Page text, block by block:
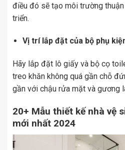
điều đó sẽ tạo môi trường
triển.
Vị trí lắp đặt của bộ phụ
Hãy lắp đặt lô giấy và bộ cọ
treo khăn không quá gần chỗ
gần với chậu rửa mặt và gương
20+ Mẫu thiết kế nhà vệ
mới nhất 2024